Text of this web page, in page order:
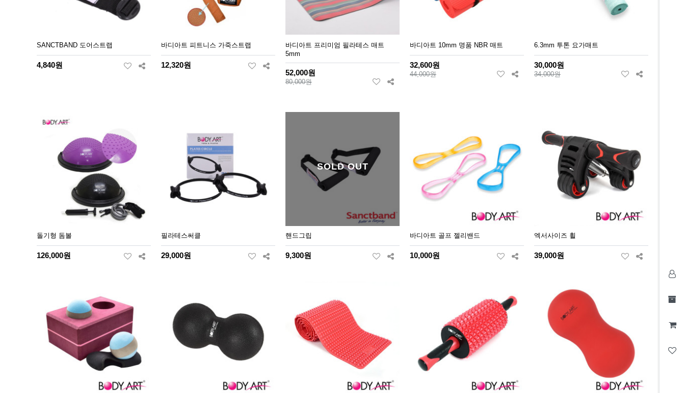
SANCTBAND 도어스트랩
4,840원
바디아트 피트니스 가죽스트랩
12,320원
바디아트 프리미엄 필라테스 매트
5mm
52,000원
80,000원
바디아트 10mm 명품 NBR 매트
32,600원
44,000원
6.3mm 투톤 요가매트
30,000원
34,000원
돌기형 돔볼
126,000원
필라테스써클
29,000원
SOLD OUT
핸드그립
9,300원
바디아트 골프 젤리밴드
10,000원
엑서사이즈 휠
39,000원